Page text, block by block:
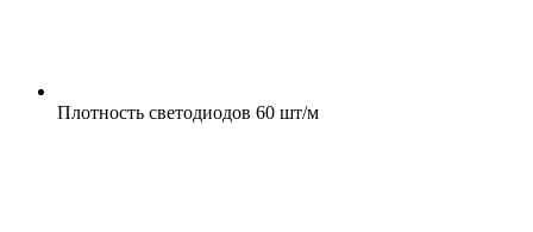
Плотность светодиодов 60 шт/м